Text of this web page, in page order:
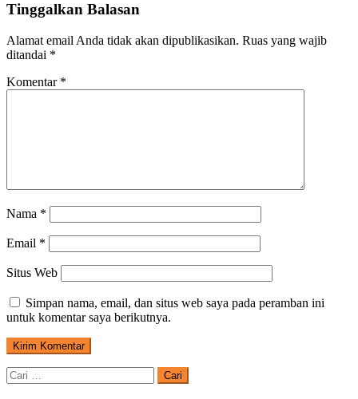
Tinggalkan Balasan
Alamat email Anda tidak akan dipublikasikan. Ruas yang wajib
ditandai *
Komentar *
Nama *
Email *
Situs Web
Simpan nama, email, dan situs web saya pada peramban ini
untuk komentar saya berikutnya.
Cari
untuk: